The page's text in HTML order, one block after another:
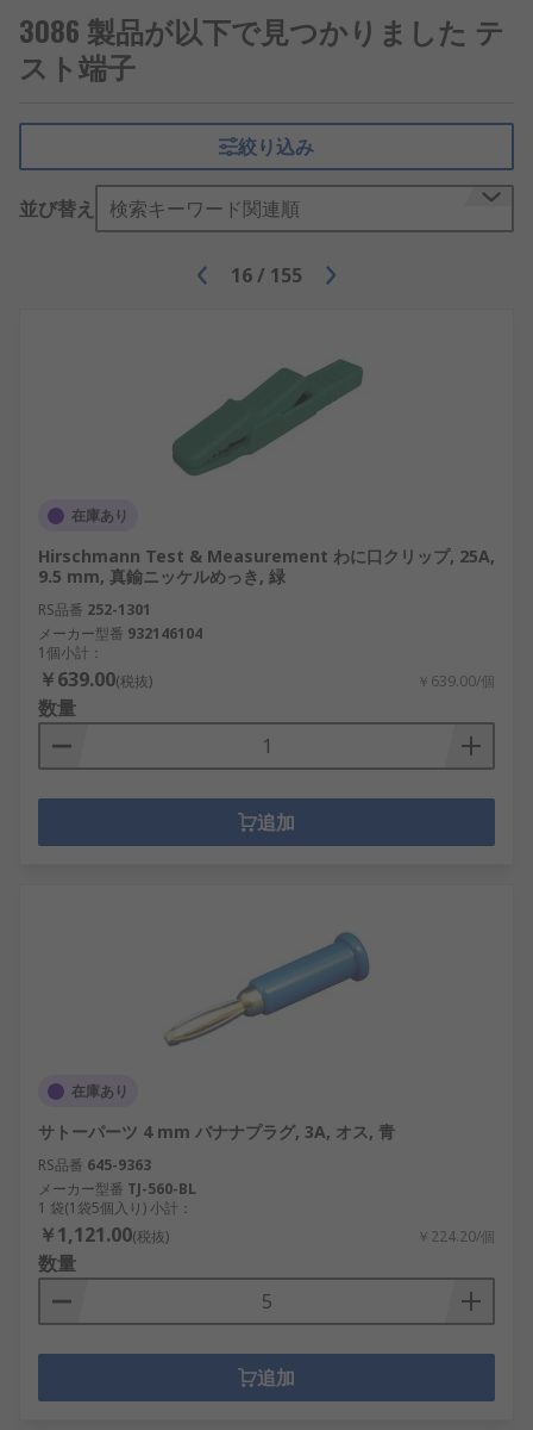
3086 製品が以下で見つかりました テ
スト端子
絞り込み
並び替え 検索キーワード関連順
16/ 155
在庫あり
Hirschmann Test & Measurement わに口クリップ, 25A,
9.5 mm, 真鍮ニッケルめっき, 緑
RS品番 252-1301
メーカー型番 932146104
1個小計：
￥639.00(税抜) ￥639.00/個
数量
追加
在庫あり
サトーパーツ 4 mm バナナプラグ, 3A, オス, 青
RS品番 645-9363
メーカー型番 TJ-560-BL
1 袋(1袋5個入り) 小計：
￥1,121.00(税抜) ￥224.20/個
数量
追加